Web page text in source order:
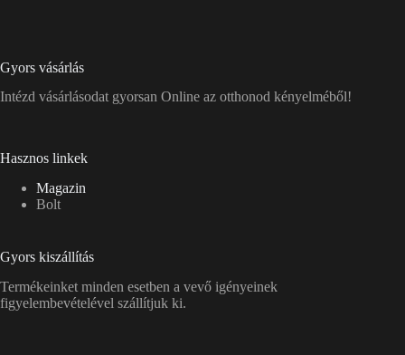
Gyors vásárlás
Intézd vásárlásodat gyorsan Online az otthonod kényelméből!
Hasznos linkek
Magazin
Bolt
Gyors kiszállítás
Termékeinket minden esetben a vevő igényeinek
figyelembevételével szállítjuk ki.